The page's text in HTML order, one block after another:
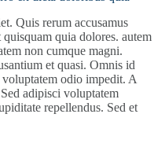
Quis rerum accusamus
quia dolores. autem
non cumque magni.
et quasi. Omnis id
odio impedit. A
adipisci voluptatem
repellendus. Sed et